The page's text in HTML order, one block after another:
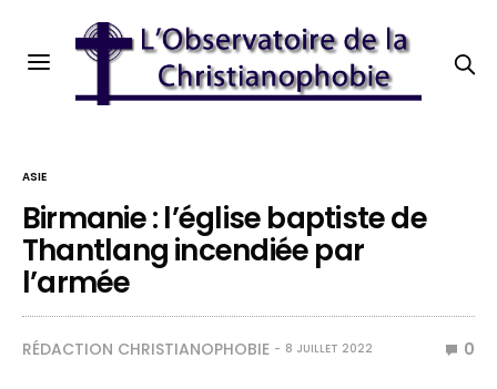
ASIE
Birmanie : l’église baptiste de
Thantlang incendiée par
l’armée
RÉDACTION CHRISTIANOPHOBIE 8 JUILLET 2022 0